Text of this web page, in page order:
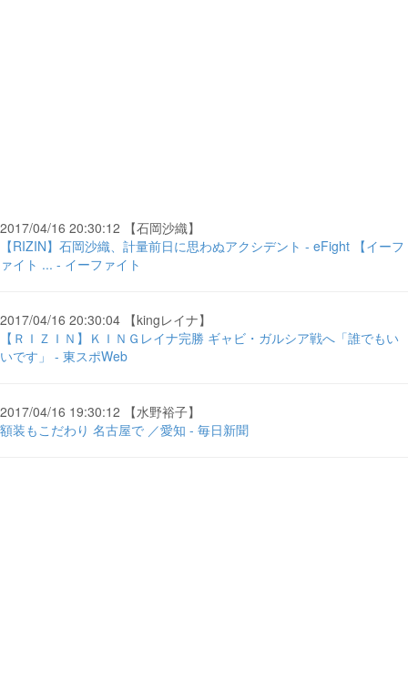
2017/04/16 20:30:12 【石岡沙織】
【RIZIN】石岡沙織、計量前日に思わぬアクシデント - eFight 【イーフ
ァイト ... - イーファイト
2017/04/16 20:30:04 【kingレイナ】
【ＲＩＺＩＮ】ＫＩＮＧレイナ完勝 ギャビ・ガルシア戦へ「誰でもい
いです」 - 東スポWeb
2017/04/16 19:30:12 【水野裕子】
額装もこだわり 名古屋で ／愛知 - 毎日新聞